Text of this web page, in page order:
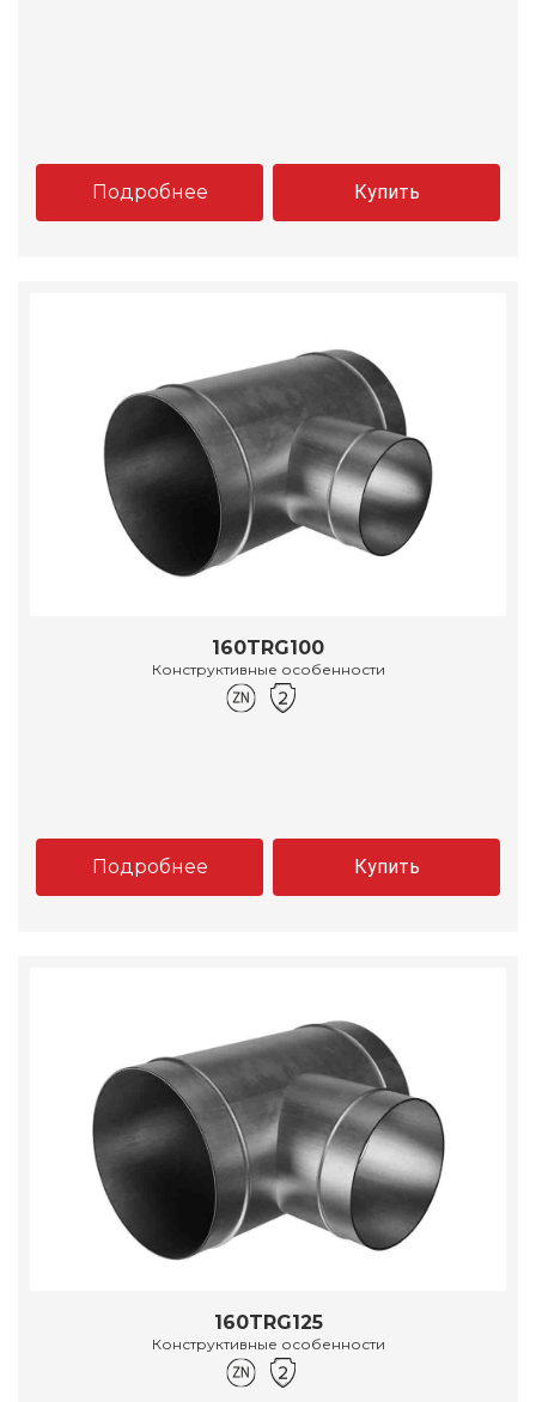
Подробнее Купить
160TRG100
Конструктивные особенности
Подробнее Купить
160TRG125
Конструктивные особенности